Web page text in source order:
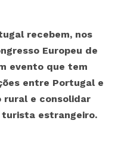
recebem, nos
Europeu de
evento que tem
entre Portugal e
rural e consolidar
estrangeiro.